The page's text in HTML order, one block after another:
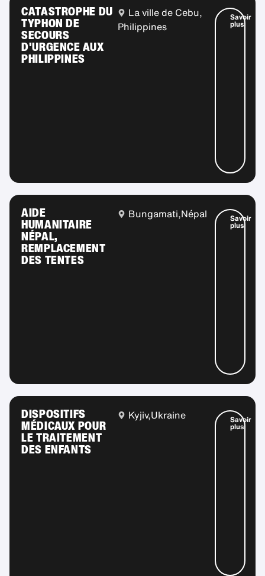
CATASTROPHE DU
TYPHON DE
SECOURS
D'URGENCE AUX
PHILIPPINES
La ville de Cebu,
Philippines
Savoir
plus
AIDE
HUMANITAIRE
NÉPAL,
REMPLACEMENT
DES TENTES
Bungamati,Népal Savoir
plus
DISPOSITIFS
MÉDICAUX POUR
LE TRAITEMENT
DES ENFANTS
Kyjiv,Ukraine Savoir
plus